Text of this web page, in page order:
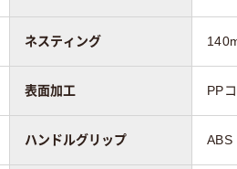
ネスティング
表面加工 PP
ハンドルグリップ ABS